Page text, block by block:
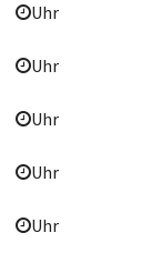
Uhr
Uhr
Uhr
Uhr
Uhr